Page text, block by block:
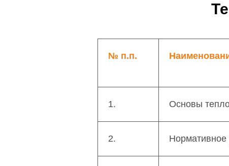
№ п.п.
1. Основы
2. Нормативное